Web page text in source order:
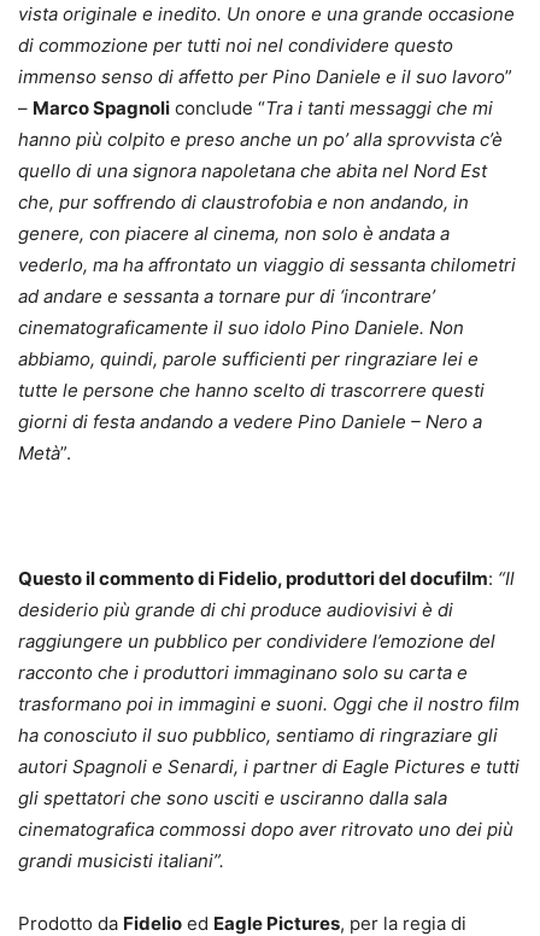
vista originale e inedito. Un onore e una grande occasione
di commozione per tutti noi nel condividere questo
immenso senso di affetto per Pino Daniele e il suo lavoro”
– Marco Spagnoli conclude “Tra i tanti messaggi che mi
hanno più colpito e preso anche un po’ alla sprovvista c’è
quello di una signora napoletana che abita nel Nord Est
che, pur soffrendo di claustrofobia e non andando, in
genere, con piacere al cinema, non solo è andata a
vederlo, ma ha affrontato un viaggio di sessanta chilometri
ad andare e sessanta a tornare pur di ‘incontrare’
cinematograficamente il suo idolo Pino Daniele. Non
abbiamo, quindi, parole sufficienti per ringraziare lei e
tutte le persone che hanno scelto di trascorrere questi
giorni di festa andando a vedere Pino Daniele – Nero a
Metà”.
Questo il commento di Fidelio, produttori del docufilm: “Il
desiderio più grande di chi produce audiovisivi è di
raggiungere un pubblico per condividere l’emozione del
racconto che i produttori immaginano solo su carta e
trasformano poi in immagini e suoni. Oggi che il nostro film
ha conosciuto il suo pubblico, sentiamo di ringraziare gli
autori Spagnoli e Senardi, i partner di Eagle Pictures e tutti
gli spettatori che sono usciti e usciranno dalla sala
cinematografica commossi dopo aver ritrovato uno dei più
grandi musicisti italiani”.
Prodotto da Fidelio ed Eagle Pictures, per la regia di